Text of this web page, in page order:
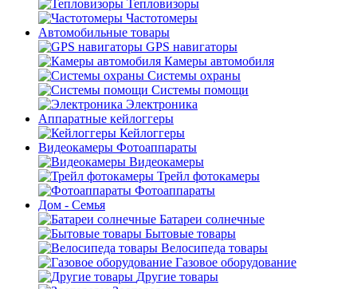
Тепловизоры
Частотомеры
Автомобильные товары
GPS навигаторы
Камеры автомобиля
Системы охраны
Системы помощи
Электроника
Аппаратные кейлоггеры
Кейлоггеры
Видеокамеры Фотоаппараты
Видеокамеры
Трейл фотокамеры
Фотоаппараты
Дом - Семья
Батареи солнечные
Бытовые товары
Велосипеда товары
Газовое оборудование
Другие товары